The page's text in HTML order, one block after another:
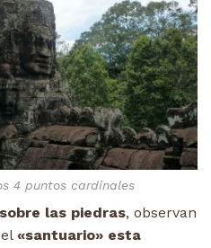
4 puntos cardinales
las piedras, observan
«santuario» esta